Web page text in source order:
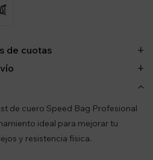
de cuotas
de cuero Speed Bag Profesional
ideal para mejorar tu
y resistencia física.